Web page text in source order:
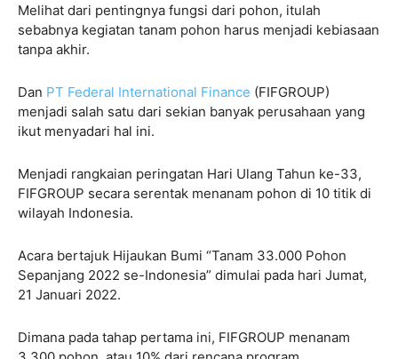
Melihat dari pentingnya fungsi dari pohon, itulah
sebabnya kegiatan tanam pohon harus menjadi kebiasaan
tanpa akhir.
Dan PT Federal International Finance (FIFGROUP)
menjadi salah satu dari sekian banyak perusahaan yang
ikut menyadari hal ini.
Menjadi rangkaian peringatan Hari Ulang Tahun ke-33,
FIFGROUP secara serentak menanam pohon di 10 titik di
wilayah Indonesia.
Acara bertajuk Hijaukan Bumi “Tanam 33.000 Pohon
Sepanjang 2022 se-Indonesia” dimulai pada hari Jumat,
21 Januari 2022.
Dimana pada tahap pertama ini, FIFGROUP menanam